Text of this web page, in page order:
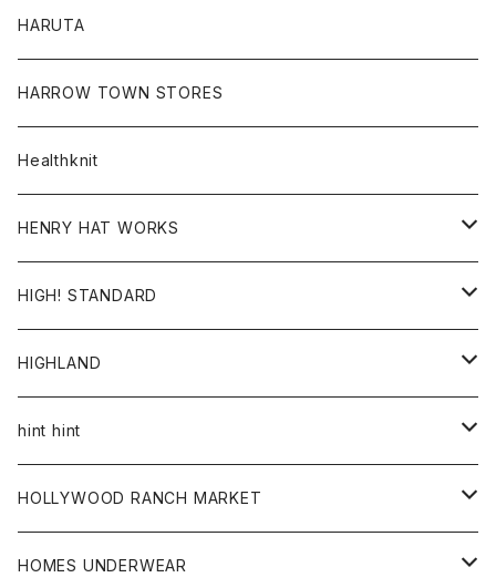
コート
シャツ
スウェット
レディース
カーディガン
コート
ボトム
パンツ
Tシャツ
ロンTEE
HARUTA
HARROW TOWN STORES
Healthknit
HENRY HAT WORKS
帽子
HIGH! STANDARD
アウター
ジャケット
トップス
シャツ
カーディガン
ボトム
グッズ
HIGHLAND
帽子
hint hint
ストール
HOLLYWOOD RANCH MARKET
アウター
HOMES UNDERWEAR